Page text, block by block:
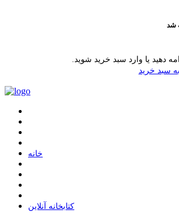
شد
دهید یا وارد سبد خرید شوید.
سبد خرید
ﺧﺎﻧﻪ
ﮐﺘﺎﺑﺨﺎﻧﻪ ﺁﻧﻼﯾﻦ